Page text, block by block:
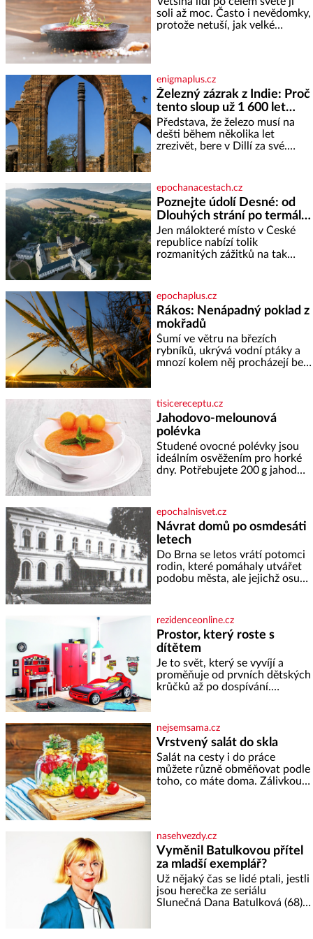
vám uleví. Když se ke mně
doneslo, že si manžel pořídil
soli až moc. Často i nevědomky,
protože netuší, jak velké
sladkých. Sůl je zdravá Ale v
ani ne třetinovém množství, než
je pro většinu populace běžné.
Její základní složky– sodík a
chlór – jsou zásadní pro
správné hospodaření
enigmaplus.cz
Železný zázrak z Indie: Proč
tento sloup už 1 600 let
nezná rez?
Představa, že železo musí na
dešti během několika let
zrezivět, bere v Dillí za své.
železný sloup, který už přibližně
1 600 let odolává počasí
epochanacestach.cz
Poznejte údolí Desné: od
Dlouhých strání po termální
prameny
Jen málokteré místo v České
republice nabízí tolik
rozmanitých zážitků na tak
jediného dne můžete
nahlédnout do útrob jedné z
nejvýznamnějších vodních
elektráren v Evropě, vydat se na
horské hřebeny, projet se na
koloběžce a den zakončit
poznáváním památek ve
epochaplus.cz
Rákos: Nenápadný poklad z
mokřadů
Šumí ve větru na březích
rybníků, ukrývá vodní ptáky a
mnozí kolem něj procházejí bez
lodě, zapisovat první texty a
inspiroval řadu pověstí. Tato
skromná, ale užitečná rostlina
provází člověka už tisíce let.
Většina lidí vnímá rákos jen jako
obyčejnou kulisu letního
koupání. Stačí se však podívat
tisicereceptu.cz
Jahodovo-melounová
polévka
Studené ovocné polévky jsou
ideálním osvěžením pro horké
dny. Potřebujete 200 g jahod
cukru krystal 1 lžíci medu 200 g
zakysané sm
epochalnisvet.cz
Návrat domů po osmdesáti
letech
Do Brna se letos vrátí potomci
rodin, které pomáhaly utvářet
podobu města, ale jejichž osudy
Placzek, Löw-Beer, Fuhrmann,
Kohn a Stiassni se stanou
jednou z hlavních
dramaturgických linií festivalu
židovské kultury ŠTETL FEST
2026. Některé návraty nejsou
jednoduché. Místa, která si
rezidenceonline.cz
Prostor, který roste s
dítětem
Je to svět, který se vyvíjí a
proměňuje od prvních dětských
krůčků až po dospívání.
soustředění i odpočinek a
reaguje na každou etapu života
a specifické potřeby dítěte. Pro
nejmenší je klíčová
jednoduchost, měkkost a
bezpečí, proto by pokoj
nejsemsama.cz
Vrstvený salát do skla
Salát na cesty i do práce
můžete různě obměňovat podle
toho, co máte doma. Zálivkou
potřebujete: ✿ 1/4 ledového
nebo jiného salátu (římský salát,
polníček…) ✿ 1 malá konzerva
kukuřice ✿ ½ okurky ✿ 2
rajčata Zálivka: ✿ 4 lžíce
olivového oleje ✿ 1 lžíci
citronové šťávy ✿ ½ stroužku
nasehvezdy.cz
Vyměnil Batulkovou přítel
za mladší exemplář?
Už nějaký čas se lidé ptali, jestli
jsou herečka ze seriálu
Slunečná Dana Batulková (68) a